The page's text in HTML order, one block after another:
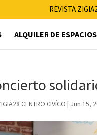
REVISTA
ALQUILER DE ESPACIOS
CENTRO CIVÍCO | Jun 15,